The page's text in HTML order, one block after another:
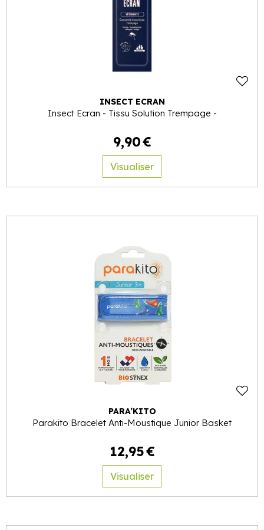
INSECT ECRAN
Insect Ecran - Tissu Solution Trempage -
9,90€
Visualiser
PARA’KITO
Parakito Bracelet Anti-Moustique Junior Basket
12,95€
Visualiser